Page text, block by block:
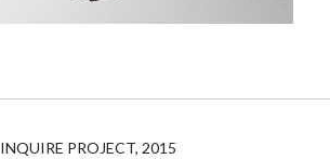
INQUIRE PROJECT, 2015